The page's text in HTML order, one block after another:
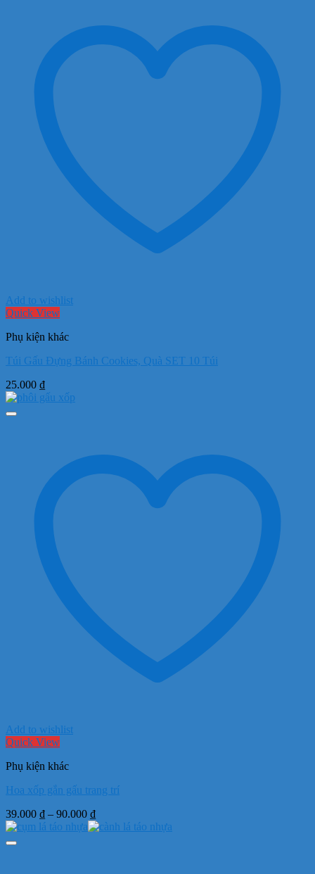
Add to wishlist
Quick View
Phụ kiện khác
Túi Gấu Đựng Bánh Cookies, Quà SET 10 Túi
25.000 ₫
Add to wishlist
Quick View
Phụ kiện khác
Hoa xốp gắn gấu trang trí
39.000 ₫ – 90.000 ₫Khoảng
giá: